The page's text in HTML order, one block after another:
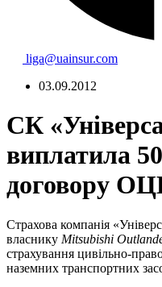
liga@uainsur.com
03.09.2012
СК
виплатила
договору
Страхова компанія
власнику Mitsubishi
страхування цивільно-
наземних транспортних